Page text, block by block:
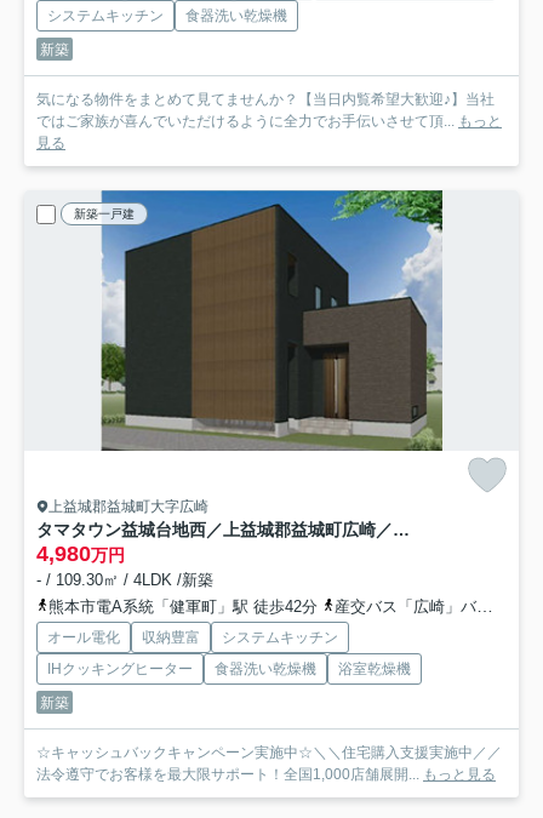
システムキッチン
食器洗い乾燥機
新築
気になる物件をまとめて見てませんか？【当日内覧希望大歓迎♪】当社
ではご家族が喜んでいただけるように全力でお手伝いさせて頂... もっと
見る
新築一戸建
上益城郡益城町大字広崎
タマタウン益城台地西／上益城郡益城町広崎／3号棟
4,980万円
- / 109.30㎡ / 4LDK /新築
熊本市電A系統「健軍町」駅 徒歩42分
産交バス「広崎」バス停下車 徒歩10分
オール電化 収納豊富
システムキッチン
IHクッキングヒーター
食器洗い乾燥機
浴室乾燥機
新築
☆キャッシュバックキャンペーン実施中☆＼＼住宅購入支援実施中／／
法令遵守でお客様を最大限サポート！全国1,000店舗展開... もっと見る